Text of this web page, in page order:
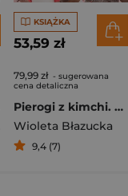
KSIĄŻKA
53,59 zł
79,99 zł - sugerowana
cena detaliczna
Pierogi z kimchi. Moje ulubione azjatyckie przepisy
Wioleta Błazucka
9,4 (7)